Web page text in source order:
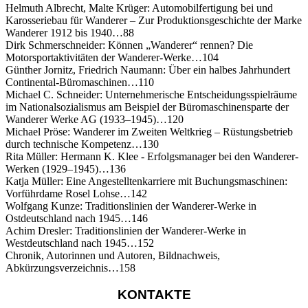
Helmuth Albrecht, Malte Krüger: Automobilfertigung bei und
Karosseriebau für Wanderer – Zur Produktionsgeschichte der Marke
Wanderer 1912 bis 1940…88
Dirk Schmerschneider: Können „Wanderer“ rennen? Die
Motorsportaktivitäten der Wanderer-Werke…104
Günther Jornitz, Friedrich Naumann: Über ein halbes Jahrhundert
Continental-Büromaschinen…110
Michael C. Schneider: Unternehmerische Entscheidungsspielräume
im Nationalsozialismus am Beispiel der Büromaschinensparte der
Wanderer Werke AG (1933–1945)…120
Michael Pröse: Wanderer im Zweiten Weltkrieg – Rüstungsbetrieb
durch technische Kompetenz…130
Rita Müller: Hermann K. Klee - Erfolgsmanager bei den Wanderer-
Werken (1929–1945)…136
Katja Müller: Eine Angestelltenkarriere mit Buchungsmaschinen:
Vorführdame Rosel Lohse…142
Wolfgang Kunze: Traditionslinien der Wanderer-Werke in
Ostdeutschland nach 1945…146
Achim Dresler: Traditionslinien der Wanderer-Werke in
Westdeutschland nach 1945…152
Chronik, Autorinnen und Autoren, Bildnachweis,
Abkürzungsverzeichnis…158
KONTAKTE